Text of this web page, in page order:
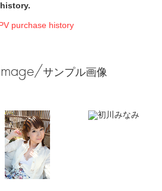
purchase history
サンプル画像